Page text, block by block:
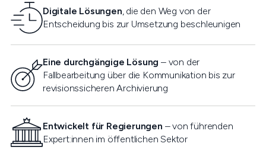
Digitale Lösungen , die den Weg von der
Entscheidung bis zur Umsetzung beschleunigen
Eine durchgängige Lösung – von der
Fallbearbeitung über die Kommunikation bis zur
revisionssicheren Archivierung
Entwickelt für Regierungen – von führenden
Expert:innen im öffentlichen Sektor